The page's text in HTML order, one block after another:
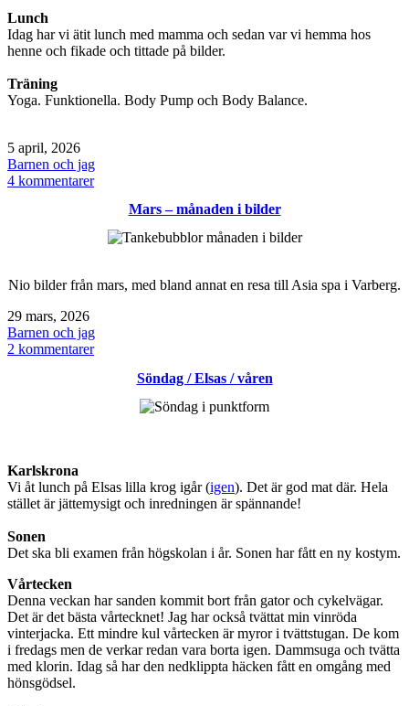
Lunch
Idag har vi ätit lunch med mamma och sedan var vi hemma hos
henne och fikade och tittade på bilder.
Träning
Yoga. Funktionella. Body Pump och Body Balance.
Publicerat
den
5 april, 2026
Kategoriserat
som
Barnen och jag
4 kommentarertill
Påsken
Mars – månaden i bilder
Nio bilder från mars, med bland annat en resa till Asia spa i Varberg.
Publicerat
den
29 mars, 2026
Kategoriserat
som
Barnen och jag
2 kommentarertill
månaden
Söndag / Elsas / våren
Karlskrona
Vi åt lunch på Elsas lilla krog igår (igen). Det är god mat där. Hela
stället är jättemysigt och inredningen är spännande!
Sonen
Det ska bli examen från högskolan i år. Sonen har fått en ny kostym.
Vårtecken
Denna veckan har sanden kommit bort från gator och cykelvägar.
Det är det bästa vårtecknet! Jag har också tvättat min vinröda
vinterjacka. Ett mindre kul vårtecken är myror i tvättstugan. De kom
i fredags men de verkar redan vara borta igen. Dammsuga och tvätta
med klorin. Idag så har den nedklippta häcken fått en omgång med
hönsgödsel.